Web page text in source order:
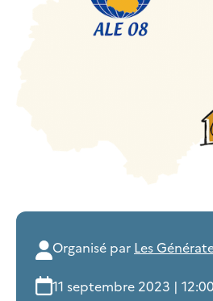
Organisé par Les
11 septembre 2023 |